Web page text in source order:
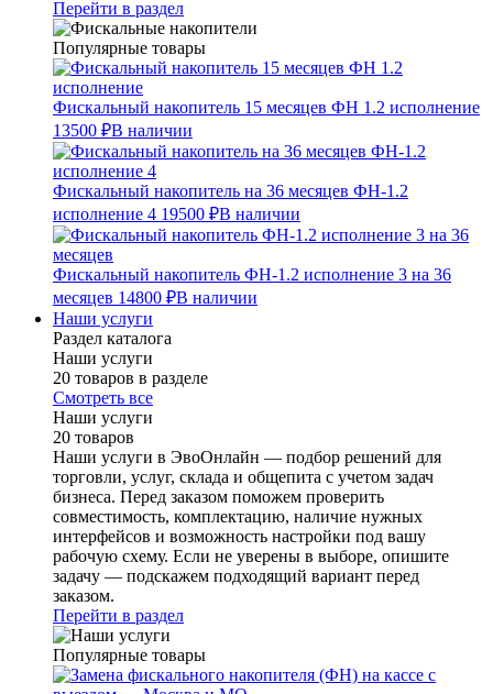
Перейти в раздел
Популярные товары
Фискальный накопитель 15 месяцев ФН 1.2 исполнение
13500 ₽В наличии
Фискальный накопитель на 36 месяцев ФН-1.2
исполнение 4 19500 ₽В наличии
Фискальный накопитель ФН-1.2 исполнение 3 на 36
месяцев 14800 ₽В наличии
Наши услуги
Раздел каталога
Наши услуги
20 товаров в разделе
Смотреть все
Наши услуги
20 товаров
Наши услуги в ЭвоОнлайн — подбор решений для
торговли, услуг, склада и общепита с учетом задач
бизнеса. Перед заказом поможем проверить
совместимость, комплектацию, наличие нужных
интерфейсов и возможность настройки под вашу
рабочую схему. Если не уверены в выборе, опишите
задачу — подскажем подходящий вариант перед
заказом.
Перейти в раздел
Популярные товары